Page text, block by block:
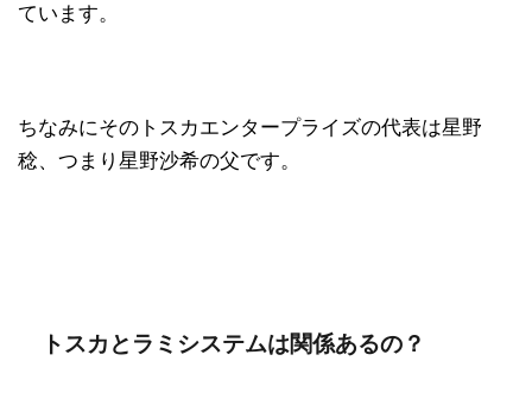
ています。
ちなみにそのトスカエンタープライズの代表は星野
稔、つまり星野沙希の父です。
トスカとラミシステムは関係あるの？